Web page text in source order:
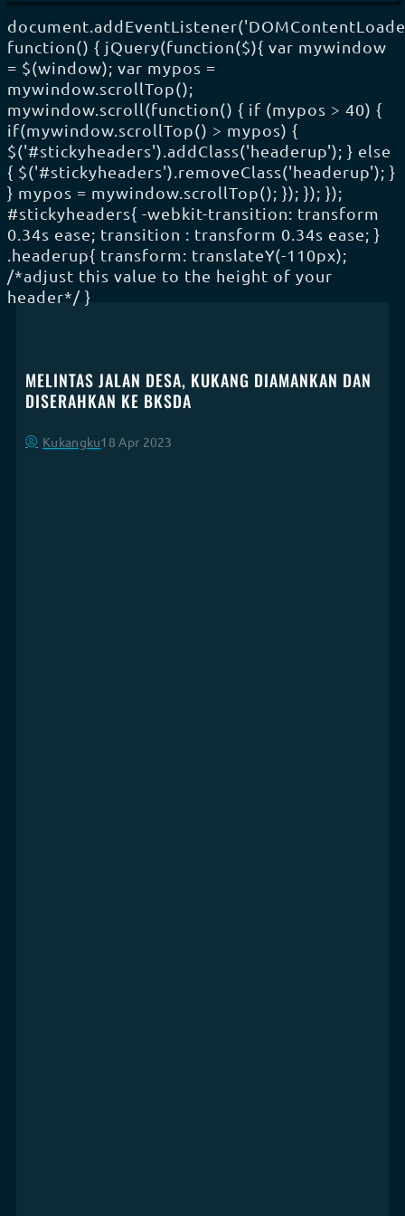
function() { jQuery(function($){ var mywindow
= $(window); var mypos =
mywindow.scrollTop();
mywindow.scroll(function() { if (mypos > 40) {
if(mywindow.scrollTop() > mypos) {
$('#stickyheaders').addClass('headerup'); } else
{ $('#stickyheaders').removeClass('headerup'); }
} mypos = mywindow.scrollTop(); }); }); });
#stickyheaders{ -webkit-transition: transform
0.34s ease; transition : transform 0.34s ease; }
.headerup{ transform: translateY(-110px);
/*adjust this value to the height of your
header*/ }
MELINTAS JALAN DESA, KUKANG DIAMANKAN DAN
DISERAHKAN KE BKSDA
Kukangku18 Apr 2023